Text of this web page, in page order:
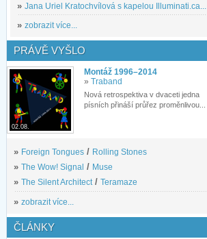
» Jana Uriel Kratochvílová s kapelou Illuminati.ca...
» zobrazit více...
PRÁVĚ VYŠLO
02.08.
Montáž 1996–2014
» Traband
Nová retrospektiva v dvaceti jedna
písních přináší průřez proměnlivou...
» Foreign Tongues / Rolling Stones
» The Wow! Signal / Muse
» The Silent Architect/ Teramaze
» zobrazit více...
ČLÁNKY